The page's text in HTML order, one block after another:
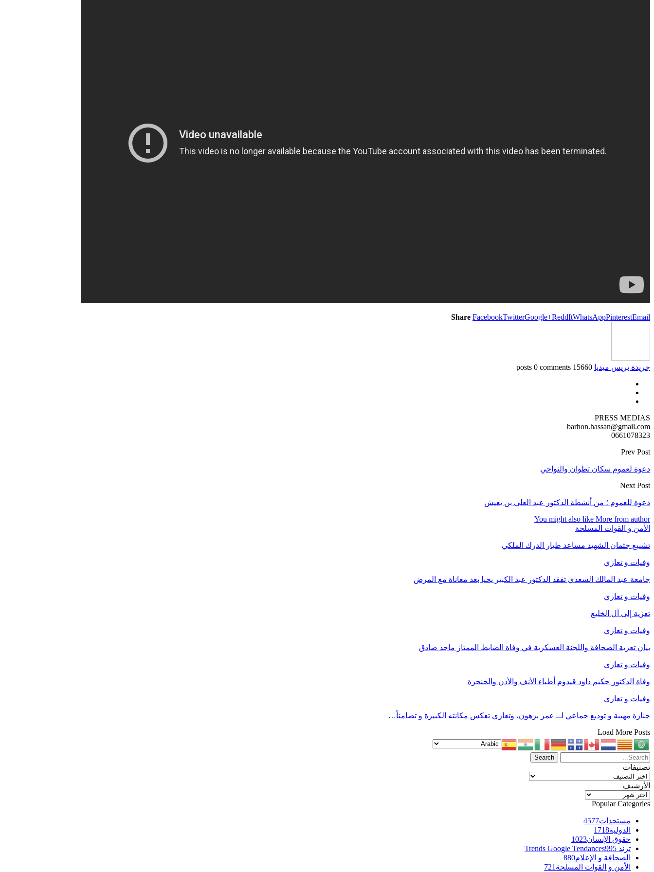
Share FacebookTwitterGoogle+ReddItWhatsAppPinterestEmail
جريدة بريس ميديا 15660 posts
0 comments
PRESS MEDIAS
barhon.hassan@gmail.com
0661078323
Prev Post
دعوة لعموم سكان تطوان والنواحي
Next Post
دعوة للعموم ؛ من أنشطة الدكتور عبد العلي بن يعيش
You might also like More from author
الأمن و القوات المسلحة
تشييع جثمان الشهيد مساعد طيار الدرك الملكي
وفيات و تعازي
​جامعة عبد المالك السعدي تفقد الدكتور عبد الكبير يحيا بعد معاناة مع المرض
وفيات و تعازي
تعزية إلى آل الخليع
وفيات و تعازي
بيان تعزية الصحافة واللجنة العسكرية في وفاة الضابط الممتاز ماجد صادق
وفيات و تعازي
وفاة الدكتور حكيم داود قيدوم أطباء الأنف والأذن والحنجرة
وفيات و تعازي
جنازة مهيبة و توديع جماعي لــ عمر برهون، وتعازي تعكس مكانته الكبيرة و تضامناً…
Load More Posts
تصنيفات
تصنيفات
الأرشيف
الأرشيف
Popular Categories
مستجدات4577
الدولية1718
حقوق الإنسان1023
ترند Trends Google Tendances 995
الصحافة و الإعلام880
الأمن و القوات المسلحة 721